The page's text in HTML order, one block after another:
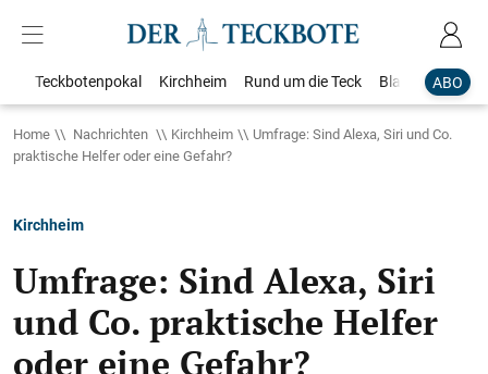
ABO
Teckbotenpokal Kirchheim Rund um die Teck Blaulicht
Home Nachrichten Kirchheim
Umfrage: Sind Alexa, Siri und Co.
praktische Helfer oder eine Gefahr?
Kirchheim
Umfrage: Sind Alexa, Siri
und Co. praktische Helfer
oder eine Gefahr?